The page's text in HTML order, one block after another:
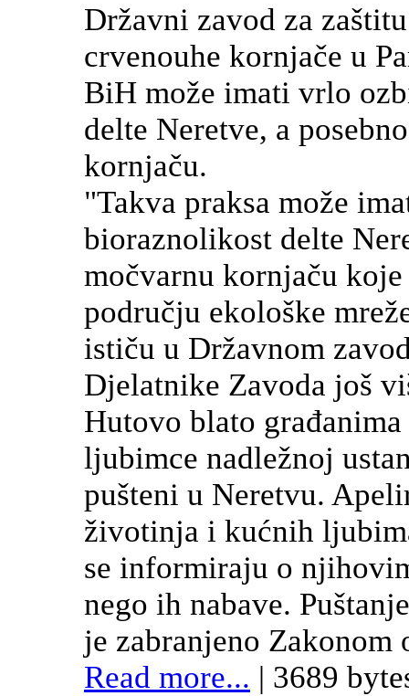
Državni zavod za
crvenouhe kornjače u
BiH može imati vrlo
delte Neretve, a
kornjaču.
"Takva praksa može
bioraznolikost delte
močvarnu kornjaču
području ekološke
ističu u Državnom
Djelatnike Zavoda još
Hutovo blato
ljubimce nadležnoj
pušteni u Neretvu.
životinja i kućnih
se informiraju o
nego ih nabave.
je zabranjeno Zakonom
Read more... | 3689